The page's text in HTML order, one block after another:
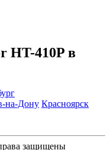
HT-410P в
на-Дону Красноярск
защищены